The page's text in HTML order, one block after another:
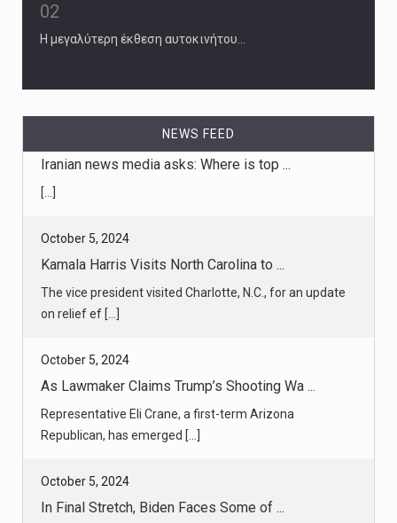
02
Η μεγαλύτερη έκθεση αυτοκινήτου…
NEWS FEED
October 5, 2024
Kamala Harris Visits North Carolina to ...
on relief ef [...]
October 5, 2024
As Lawmaker Claims Trump’s Shooting Wa ...
Republican, has emerged [...]
October 5, 2024
In Final Stretch, Biden Faces Some of ...
most consequent [...]